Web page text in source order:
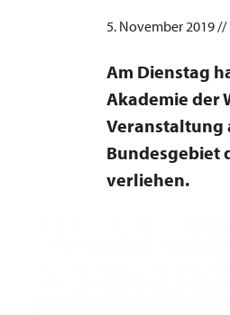
5. November 2019
Am Dienstag
Akademie der
Veranstaltung
Bundesgebiet
verliehen.